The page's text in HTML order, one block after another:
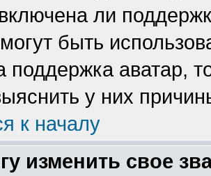
ли
быть
поддержка аватар,
у них
к началу
изменить свое